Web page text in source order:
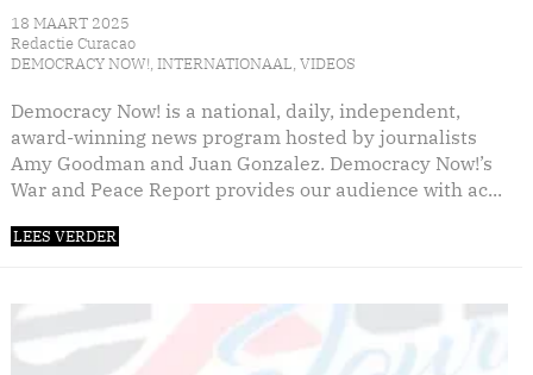
18 MAART 2025
Redactie Curacao
DEMOCRACY NOW!, INTERNATIONAAL, VIDEOS
Democracy Now! is a national, daily, independent,
award-winning news program hosted by journalists
Amy Goodman and Juan Gonzalez. Democracy Now!’s
War and Peace Report provides our audience with ac...
LEES VERDER